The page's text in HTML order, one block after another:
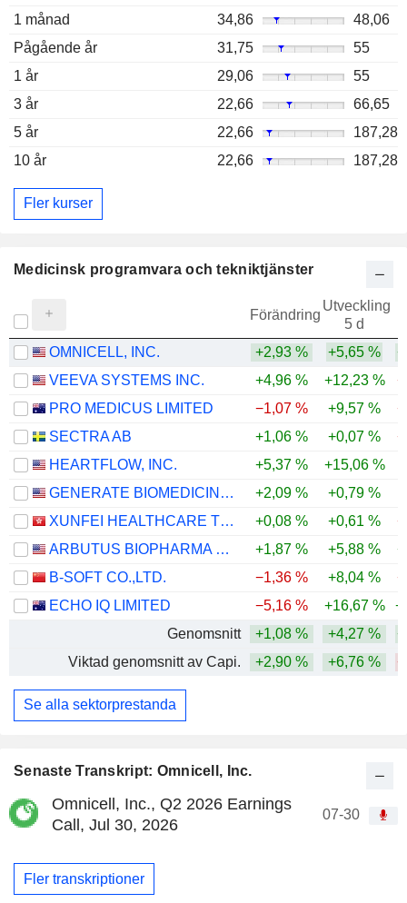
Senaste Transkript: Omnicell, Inc.
Omnicell, Inc., Q2 2026 Earnings
Call, Jul 30, 2026
07-30
Fler transkriptioner
1 månad
34,86
48,06
Pågående år
31,75
55
1 år
29,06
55
3 år
22,66
66,65
5 år
22,66
187,28
10 år
22,66 187,28
Fler kurser
Medicinsk programvara och tekniktjänster
Förändring
Utveckling
5 d
OMNICELL, INC. +2,93 % +5,65 %
VEEVA SYSTEMS INC.
+4,96 % +12,23 %
PRO MEDICUS LIMITED
−1,07 % +9,57 %
SECTRA AB
+1,06 % +0,07 %
HEARTFLOW, INC.
+5,37 %
+15,06 %
GENERATE BIOMEDICINES, INC.
+2,09 %
+0,79 %
XUNFEI HEALTHCARE TECHNOLOGY CO., LTD.
+0,08 % +0,61 %
ARBUTUS BIOPHARMA CORPORATION
+1,87 % +5,88 %
B-SOFT CO.,LTD.
−1,36 % +8,04 %
ECHO IQ LIMITED
−5,16 % +16,67 %
Genomsnitt
+1,08 % +4,27 %
Viktad genomsnitt av Capi.
+2,90 % +6,76 %
Se alla sektorprestanda